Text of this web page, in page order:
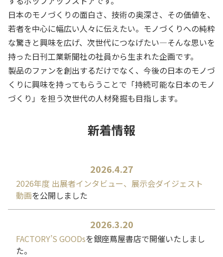
日本のモノづくりの面白さ、技術の奥深さ、その価値を、
若者を中心に幅広い人々に伝えたい。モノづくりへの純粋
な驚きと興味を広げ、次世代につなげたい―そんな思いを
持った日刊工業新聞社の社員から生まれた企画です。
製品のファンを創出するだけでなく、今後の日本のモノづ
くりに興味を持ってもらうことで「持続可能な日本のモノ
づくり」を担う次世代の人材発掘も目指します。
新着情報
2026.4.27
2026年度 出展者インタビュー、展示会ダイジェスト
動画を公開しました
2026.3.20
FACTORY’S GOODsを銀座蔦屋書店で開催いたしまし
た。